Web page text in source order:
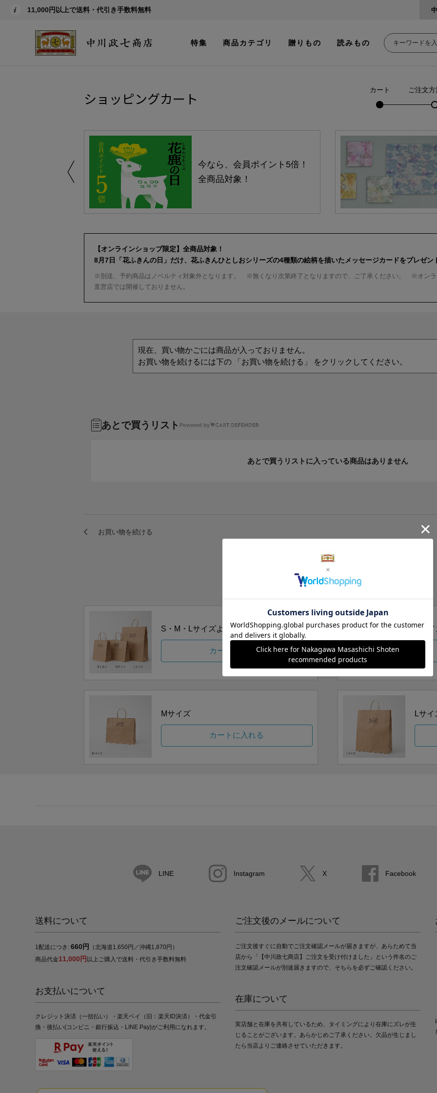
11,000円以上で送料・代引き手数料無料
特集 商品カテゴリ 贈りもの 読みもの
ショッピングカート カート ご注文
今なら、会員ポイント5倍！
全商品対象！
【オンラインショップ限定】全商品対象！
8月7日「花ふきんの日」だけ、花ふきんひとしおシリーズの4種類の絵柄を描いたメッセージカードをプレゼン
※別送、予約商品はノベルティ対象外となります。 ※無くなり次第終了となりますので、ご了承ください。 ※オンラ
直営店では開催しておりません。
現在、買い物かごには商品が入っておりません。
お買い物を続けるには下の 「お買い物を続ける」 をクリックしてください。
あとで買うリスト Powered by
あとで買うリストに入っている商品はありません
手提げ袋（有料）はこちら
S・M・Lサイズより当店にお任せ
カートに入れる
Sサイ
Mサイズ
カートに入れる
Lサイ
LINE Instagram X Facebook
送料について
1配送につき: 660円
（北海道1,650円／沖縄1,870円）
商品代金11,000円 以上ご購入で送料・代引き手数料無料
お支払いについて
クレジット決済（一括払い）・楽天ペイ（旧：楽天ID決済）・代金引
換・後払い(コンビニ・銀行振込・LINE Pay)がご利用になれます。
ご注文後のメールについて
ご注文後すぐに自動でご注文確認メールが届きますが、あらためて当
店から「【中川政七商店】ご注文を受け付けました」という件名のご
注文確認メールが別途届きますので、そちらを必ずご確認ください。
在庫について
実店舗と在庫を共有しているため、タイミングにより在庫にズレが生
じることがございます。あらかじめご了承ください。欠品が生じまし
たら当店よりご連絡させていただきます。